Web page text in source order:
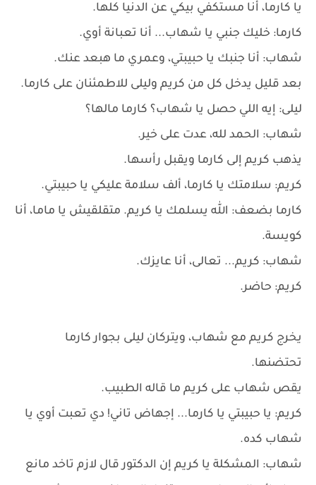
يا كارما، أنا مستكفي بيكي عن الدنيا كلها.
كارما: خليك جنبي يا شهاب... أنا تعبانة أوي.
شهاب: أنا جنبك يا حبيبتي، وعمري ما هبعد عنك.
بعد قليل يدخل كل من كريم وليلى للاطمئنان على كارما.
ليلى: إيه اللي حصل يا شهاب؟ كارما مالها؟
شهاب: الحمد لله، عدت على خير.
يذهب كريم إلى كارما ويقبل رأسها.
كريم: سلامتك يا كارما، ألف سلامة عليكي يا حبيبتي.
كارما بضعف: الله يسلمك يا كريم. متقلقيش يا ماما، أنا
كويسة.
شهاب: كريم... تعالى، أنا عايزك.
كريم: حاضر.
يخرج كريم مع شهاب، ويتركان ليلى بجوار كارما
تحتضنها.
يقص شهاب على كريم ما قاله الطبيب.
كريم: يا حبيبتي يا كارما... إجهاض تاني! دي تعبت أوي يا
شهاب كده.
شهاب: المشكلة يا كريم إن الدكتور قال لازم تاخد مانع